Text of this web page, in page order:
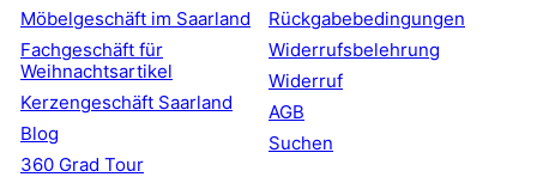
Möbelgeschäft im Saarland
Fachgeschäft für
Weihnachtsartikel
Kerzengeschäft Saarland
Blog
360 Grad Tour
Rückgabebedingungen
Widerrufsbelehrung
Widerruf
AGB
Suchen